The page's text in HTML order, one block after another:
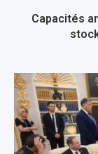
Capacités